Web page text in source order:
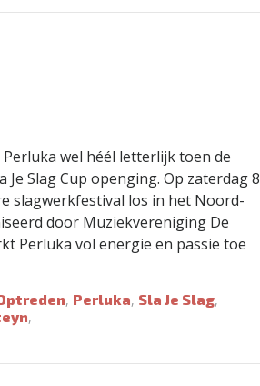
wel héél letterlijk toen de
Slag Cup openging. Op zaterdag 8
slagwerkfestival los in het Noord-
door Muziekvereniging De
Perluka vol energie en passie toe
, Perluka, Sla Je Slag,
,